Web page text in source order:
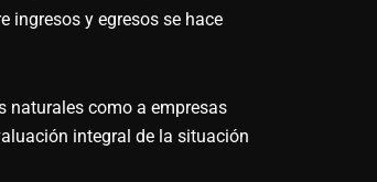
ingresos y egresos se hace
naturales como a empresas
integral de la situación